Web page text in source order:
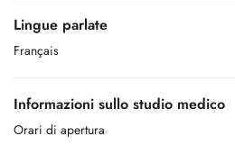
Lingue parlate
Français
Informazioni sullo studio medico
Orari di apertura